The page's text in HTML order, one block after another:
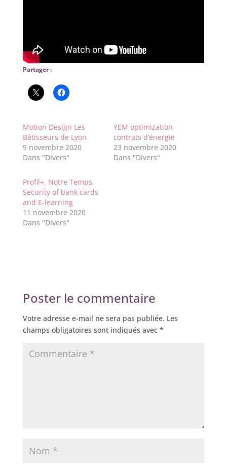
Partager :
Motion Design Les
Bâtisseurs de Lyon
9 novembre 2020
Dans "Divers"
YEM optimization
contrats d’énergie
23 novembre 2020
Dans "Divers"
Profil+, Notre Temps,
Security of bank cards
and E-learning
11 novembre 2020
Dans "Divers"
Poster le commentaire
Votre adresse e-mail ne sera pas publiée. Les
champs obligatoires sont indiqués avec *